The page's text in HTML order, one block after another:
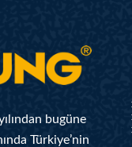
bugüne
Türkiye’nin